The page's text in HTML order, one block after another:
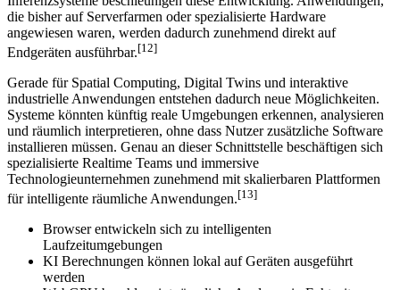
die bisher auf Serverfarmen oder spezialisierte Hardware
angewiesen waren, werden dadurch zunehmend direkt auf
Endgeräten ausführbar.[12]
Gerade für Spatial Computing, Digital Twins und interaktive
industrielle Anwendungen entstehen dadurch neue Möglichkeiten.
Systeme könnten künftig reale Umgebungen erkennen, analysieren
und räumlich interpretieren, ohne dass Nutzer zusätzliche Software
installieren müssen. Genau an dieser Schnittstelle beschäftigen sich
spezialisierte Realtime Teams und immersive
Technologieunternehmen zunehmend mit skalierbaren Plattformen
für intelligente räumliche Anwendungen.[13]
Browser entwickeln sich zu intelligenten
Laufzeitumgebungen
KI Berechnungen können lokal auf Geräten ausgeführt
werden